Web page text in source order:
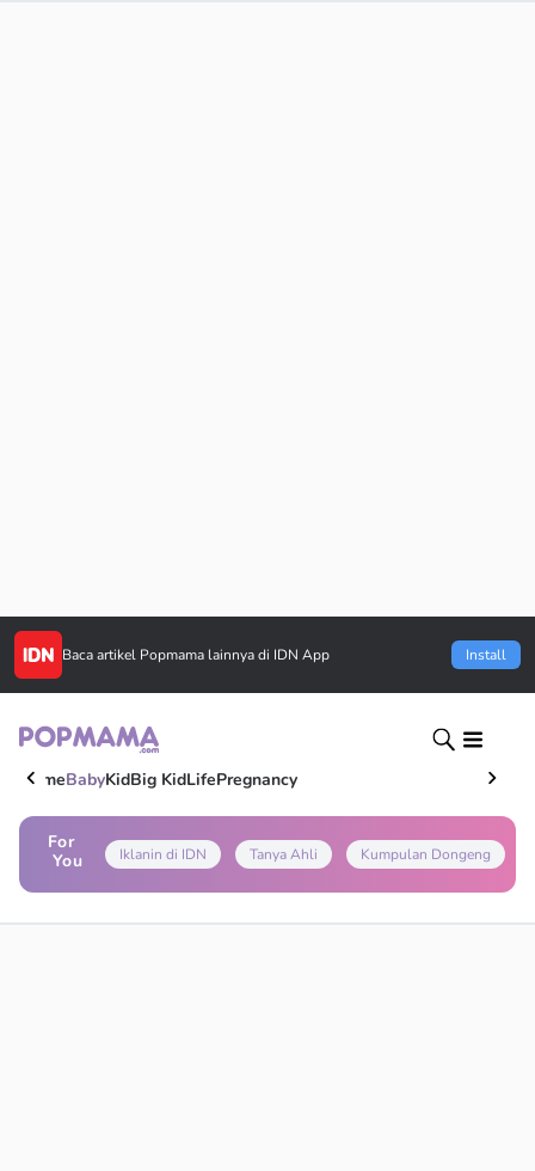
Baca artikel Popmama lainnya di IDN App Install
HomeBabyKidBig KidLifePregnancy
For
You
Iklanin di IDN Tanya Ahli Kumpulan Dongeng